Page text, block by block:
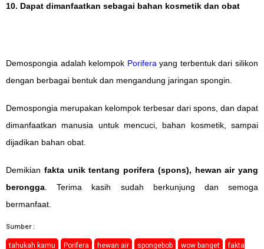
10. Dapat dimanfaatkan sebagai bahan kosmetik dan obat
Demospongia adalah kelompok Porifera yang terbentuk dari silikon
dengan berbagai bentuk dan mengandung jaringan spongin.
Demospongia merupakan kelompok terbesar dari spons, dan dapat
dimanfaatkan manusia untuk mencuci, bahan kosmetik, sampai
dijadikan bahan obat.
Demikian fakta unik tentang porifera (spons), hewan air yang
berongga . Terima kasih sudah berkunjung dan semoga
bermanfaat.
Sumber :
tahukah kamu Porifera hewan air spongebob wow banget fakta